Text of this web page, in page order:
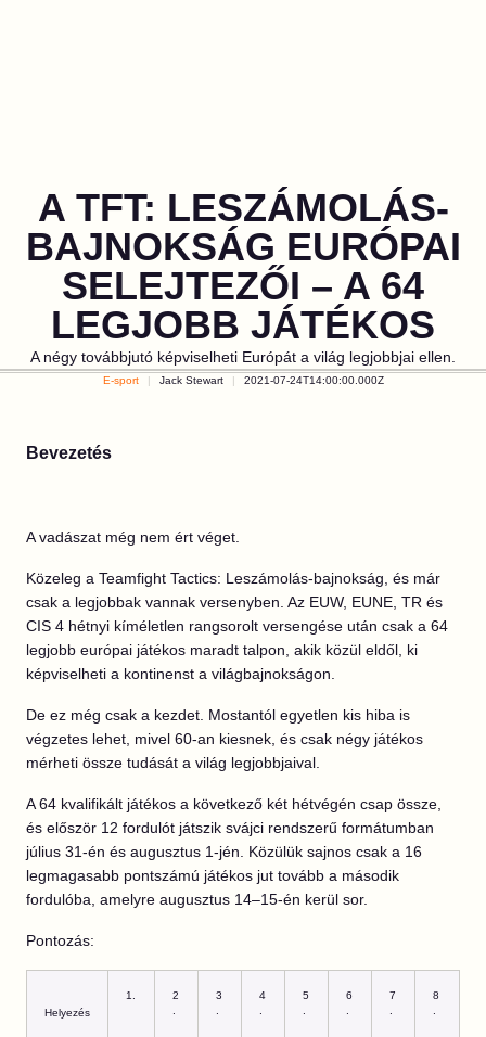
A TFT: LESZÁMOLÁS-
BAJNOKSÁG EURÓPAI
SELEJTEZŐI – A 64
LEGJOBB JÁTÉKOS
A négy továbbjutó képviselheti Európát a világ legjobbjai ellen.
E-sport Jack Stewart 2021-07-24T14:00:00.000Z
Bevezetés
A vadászat még nem ért véget.
Közeleg a Teamfight Tactics: Leszámolás-bajnokság, és már
csak a legjobbak vannak versenyben. Az EUW, EUNE, TR és
CIS 4 hétnyi kíméletlen rangsorolt versengése után csak a 64
legjobb európai játékos maradt talpon, akik közül eldől, ki
képviselheti a kontinenst a világbajnokságon.
De ez még csak a kezdet. Mostantól egyetlen kis hiba is
végzetes lehet, mivel 60-an kiesnek, és csak négy játékos
mérheti össze tudását a világ legjobbjaival.
A 64 kvalifikált játékos a következő két hétvégén csap össze,
és először 12 fordulót játszik svájci rendszerű formátumban
július 31-én és augusztus 1-jén. Közülük sajnos csak a 16
legmagasabb pontszámú játékos jut tovább a második
fordulóba, amelyre augusztus 14–15-én kerül sor.
Pontozás:
Helyezés
1.
2
3
4
5
6
7
8